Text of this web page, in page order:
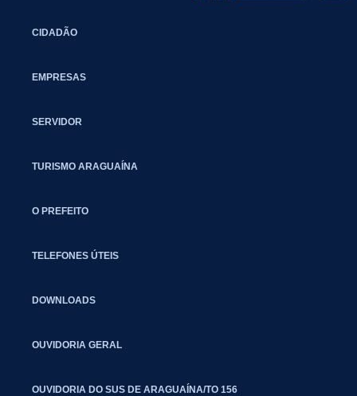
CIDADÃO
EMPRESAS
SERVIDOR
TURISMO ARAGUAÍNA
O PREFEITO
TELEFONES ÚTEIS
DOWNLOADS
OUVIDORIA GERAL
OUVIDORIA DO SUS DE ARAGUAÍNA/TO 156